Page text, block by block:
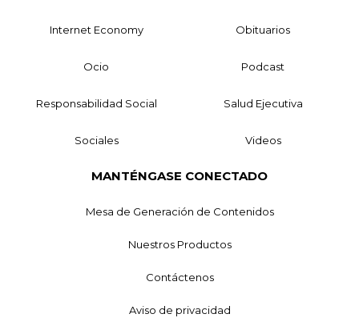
Internet Economy Obituarios
Ocio Podcast
Responsabilidad Social Salud Ejecutiva
Sociales Videos
MANTÉNGASE CONECTADO
Mesa de Generación de Contenidos
Nuestros Productos
Contáctenos
Aviso de privacidad